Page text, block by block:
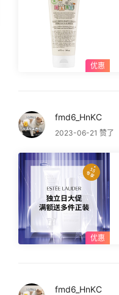
fmd6_HnKC
2023-06-21 赞了
fmd6_HnKC